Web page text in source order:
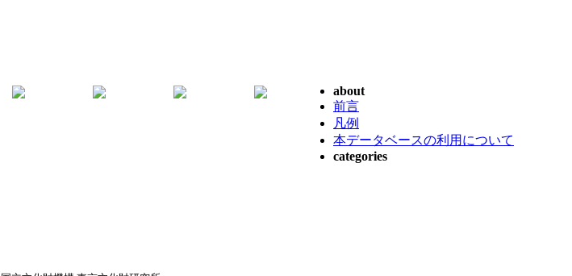
about
前言
凡例
本データベースの利用について
categories